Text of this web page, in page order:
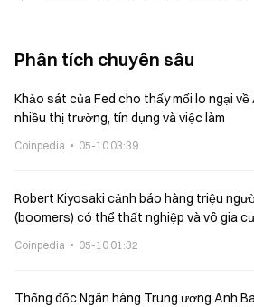
Phân tích chuyên sâu
Khảo sát của Fed cho thấy mối lo ngại
nhiều thị trường, tín dụng và việc làm
Coinpedia 05-10 03:39
Robert Kiyosaki cảnh báo hàng triệu
(boomers) có thể thất nghiệp và vô gia
Coinpedia 05-10 01:32
Thống đốc Ngân hàng Trung ương Anh